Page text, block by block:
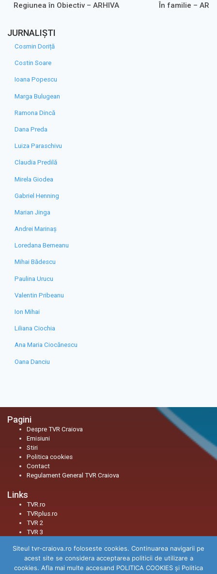
Regiunea în Obiectiv – ARHIVA În familie –
JURNALIȘTI
Cosmin Doriță
Costin Soare
Ioana Popescu
Marga Bulugean
Ramona Dincă
Dana Preda
Luiza Paraschivu
Claudia Predilă
Mirela Giodea
Gabriel Henning
Marian Jinga
Andrei Marinaș
Loredana Berneanu
Mihai Bădescu
Paulina Urucu
Valentin Pribeanu
Ion Mihai
Liliana Ciochia
Ana Maria Ciocănescu
Oana Danciu
Pagini
Despre TVR Craiova
Emisiuni
Stiri
Politica cookies
Contact
Regulament General TVR Craiova
Links
TVR.ro
TVRplus.ro
TVR 2
TVR 3
Social
Facebook
Youtube
Siteul tvr-craiova.ro foloseste cookies. Continuarea navigarii pe
acest site se considera acceptarea politicii de utilizare a
cookies. Afla mai multe accesand POLITICA COOKIES și Politica